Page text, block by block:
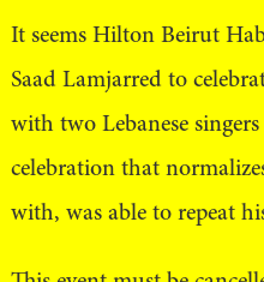
It seems Hilton Beirut
Saad Lamjarred to
with two Lebanese
celebration that
with, was able to repeat